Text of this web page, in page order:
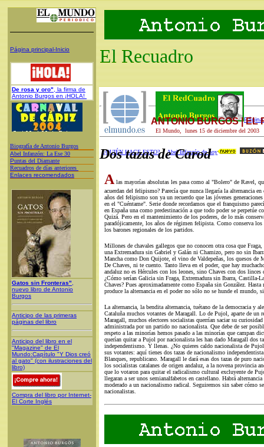
Página principal-Inicio
De rosa y oro" , la firma de
Antonio Burgos en ¡HOLA!
Biografía de Antonio Burgos
Abel Infanzón: La Ese 30
Puntas del Diamante
Recuadros de días anteriores
Enlaces recomendados
Gatos sin Fronteras"
nuevo libro de Antonio
Burgos
Anticipo de las primeras
páginas del libro
Anticipo del libro en el
"Magazine" de El
Mundo:Capítulo "Y Dios creó
al gato" (con ilustraciones del
libro)
Compra del libro por Internet-
El Corte Inglés
El Recuadro
El Mundo, lunes 15 de diciembre del 2003
¿QUIÉN HACE ESTO? Abel Infanzón de hoy
ANTONIO BURGOS | EL
Dos tazas de Carod
A las mayorías absolutas les pasa como al "Bolero" de Ravel,
acuerdan del felipismo? Parecía que nunca llegaría la alternancia
años del felipismo son ya un recuerdo que las jóvenes
en el "Cuéntame". Serie donde recordamos que el franquismo
en España una como predestinación a que todo poder se perpetúe
Quizá. Pero en el mantenimiento de los poderes, de lo más
paradójicamente, los años de régimen felipista. Como conserva
los barones regionales de los partidos.
Millones de chavales gallegos que no conocen otra cosa que
una Extremadura sin Gabriel y Galán ni Chamizo, pero no sin
Mancha como Don Quijote, el vino de Valdepeñas, los quesos de
De Chaves, ni te cuento. Tanto lleva en el poder, que hay
andaluz no es Hércules con los leones, sino Chaves con dos linces
¿Cómo serían Galicia sin Fraga, Extremadura sin Ibarra, Castilla-
Chaves? Pues aproximadamente como España sin González.
produce la alternancia en el poder no sólo no se hunde el mundo,
La alternancia, la bendita alternancia, tuétano de la democracia y
Cataluña muchos votantes de Maragall. Lo de Pujol, aparte de un
Maragall, muchos electores socialistas querrían saciar su
administrada por un partido no nacionalista. Que debe de ser
respeto a las minorías hemos pasado a las minorías que campan
querían quitar a Pujol por nacionalista les han dado Maragall dos
independentismo. Y llenas. ¿No quieres caldo nacionalista de
sus votantes: aquí tienes dos tazas de nacionalismo
Blanques, republicano. Maragall le dará esas dos tazas de puro
los socialistas catalanes de origen andaluz, a la novena provincia
que lo votaron para quitar el radicalismo cultural excluyente de
llegaran a ser unos semianalfabetos en castellano. Habrá
moderado a un nacionalismo radical. Seguiremos sin saber cómo
nacionalistas.